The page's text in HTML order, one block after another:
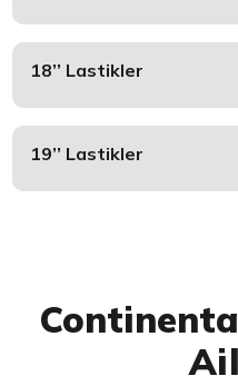
18’’ Lastikler
19’’ Lastikler